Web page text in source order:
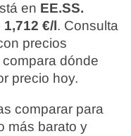
en EE.SS.
1,712 €/l. Consulta
precios
dónde
precio hoy.
comparar para
más barato y